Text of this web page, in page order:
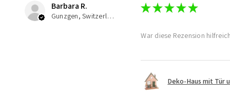
Barbara R.
Gunzgen, Switzerland
★★★★ ★
War diese Rezension
Deko-Haus mit Tür